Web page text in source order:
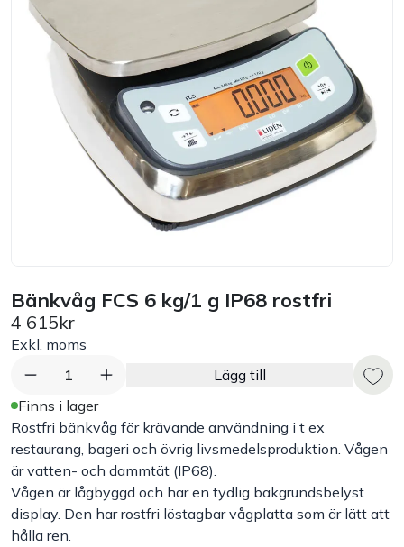
Bageriplåtar & bakformar
Stickvagnar & transport
Utensilier
Råvaruhantering & lagring
Exponering & servering
Städutrustning
Arbetskläder
Plåtbyte
Monin
Bänkvåg FCS 6 kg/1 g IP68 rostfri
4 615kr
Exkl. moms
1
Lägg till
Finns i lager
Rostfri bänkvåg för krävande användning i t ex
restaurang, bageri och övrig livsmedelsproduktion. Vågen
är vatten- och dammtät (IP68).
Vågen är lågbyggd och har en tydlig bakgrundsbelyst
display. Den har rostfri löstagbar vågplatta som är lätt att
hålla ren.